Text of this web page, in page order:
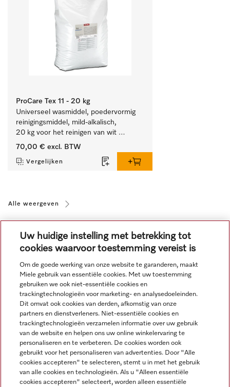
ProCare Tex 11 - 20 kg
Universeel wasmiddel, poedervormig
reinigingsmiddel, mild-alkalisch,
20 kg voor het reinigen van wit
wasgoed en kleurechte bonte was.
70,00 € excl. BTW
Vergelijken
Alle weergeven
Navigatie
Service
Uw huidige instelling met betrekking tot
cookies waarvoor toestemming vereist is
Om de goede werking van onze website te garanderen, maakt
Miele gebruik van essentiële cookies. Met uw toestemming
gebruiken we ook niet-essentiële cookies en
trackingtechnologieën voor marketing- en analysedoeleinden.
Dit omvat ook cookies van derden, afkomstig van onze
partners en dienstverleners. Niet-essentiële cookies en
trackingtechnologieën verzamelen informatie over uw gebruik
van de website en helpen ons uw online winkelervaring te
personaliseren en te verbeteren. De cookies worden ook
gebruikt voor het personaliseren van advertenties. Door "Alle
cookies accepteren" te selecteren, stemt u in met het gebruik
van alle cookies en technologieën. Als u "Alleen essentiële
cookies accepteren" selecteert, worden alleen essentiële